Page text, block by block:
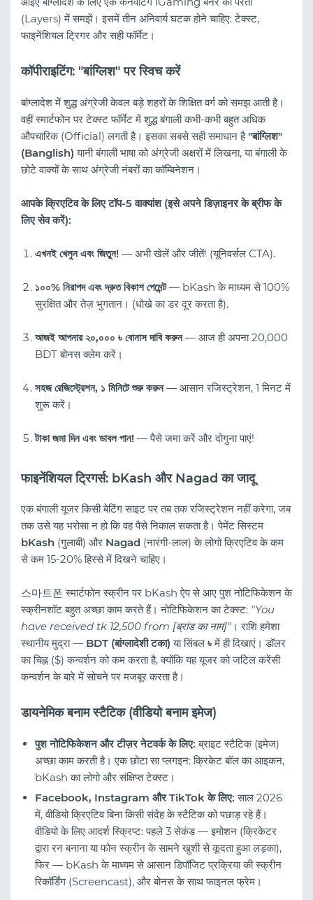
(Layers) में समझें। इसमें तीन अनिवार्य घटक होने चाहिए: टेक्स्ट,
फाइनेंशियल ट्रिगर और सही फॉर्मेट।
कॉपीराइटिंग: "बांग्लिश" पर स्विच करें
बांग्लादेश में शुद्ध अंग्रेजी केवल बड़े शहरों के शिक्षित वर्ग को समझ आती है।
वहीं स्मार्टफोन पर टेक्स्ट फॉर्मेट में शुद्ध बंगाली कभी-कभी बहुत अधिक
औपचारिक (Official) लगती है। इसका सबसे सही समाधान है"बांग्लिश"
(Banglish) यानी बंगाली भाषा को अंग्रेजी अक्षरों में लिखना, या बंगाली के
छोटे वाक्यों के साथ अंग्रेजी नंबरों का कॉम्बिनेशन।
आपके क्रिएटिव के लिए टॉप-5 वाक्यांश (इसे अपने डिज़ाइनर के ब्रीफ के
लिए सेव करें):
এখনই খেলুন এবং জিতুন! — अभी खेलें और जीतें! (यूनिवर्सल CTA).
১০০% নিরাপদ এবং দ্রুত বিকাশ পেমেন্ট— bKash के माध्यम से 100%
सुरक्षित और तेज़ भुगतान। (धोखे का डर दूर करता है).
আজই আপনার ২০,০০০ ৳ বোনাস দাবি করুন— आज ही अपना 20,000
BDT बोनस क्लेम करें।
সহজ রেজিস্ট্রেশন, ১ মিনিটে শুরু করুন— आसान रजिस्ट्रेशन, 1 मिनट में
शुरू करें।
টাকা জমা দিন এবং ডাবল পান! — पैसे जमा करें और दोगुना पाएं!
फाइनेंशियल ट्रिगर्स: bKash और Nagad का जादू
एक बंगाली यूजर किसी बेटिंग साइट पर तब तक रजिस्ट्रेशन नहीं करेगा, जब
तक उसे यह भरोसा न हो कि वह पैसे निकाल सकता है। पेमेंट सिस्टम
bKash (गुलाबी) और Nagad (नारंगी-लाल) के लोगो क्रिएटिव के कम
से कम 15-20% हिस्से में दिखने चाहिए।
스마트폰 स्मार्टफोन स्क्रीन पर bKash ऐप से आए पुश नोटिफिकेशन के
स्क्रीनशॉट बहुत अच्छा काम करते हैं। नोटिफिकेशन का टेक्स्ट: "You
have received tk 12,500 from [ब्रांड का नाम]" । राशि हमेशा
स्थानीय मुद्रा — BDT (बांग्लादेशी टका) या सिंबल ৳में ही दिखाएं। डॉलर
का चिह्न ($) कन्वर्शन को कम करता है, क्योंकि यह यूजर को जटिल करेंसी
कन्वर्शन के बारे में सोचने पर मजबूर करता है।
डायनेमिक बनाम स्टैटिक (वीडियो बनाम इमेज)
पुश नोटिफिकेशन और टीज़र नेटवर्क के लिए: ब्राइट स्टैटिक (इमेज)
अच्छा काम करती है। एक छोटा सा प्लगइन: क्रिकेट बॉल का आइकन,
bKash का लोगो और संक्षिप्त टेक्स्ट।
Facebook, Instagram और TikTok के लिए: साल 2026
में, वीडियो क्रिएटिव बिना किसी संदेह के स्टैटिक को पछाड़ रहे हैं।
वीडियो के लिए आदर्श स्क्रिप्ट: पहले 3 सेकंड — इमोशन (क्रिकेटर
द्वारा रन बनाना या फोन स्क्रीन के सामने खुशी से कूदता हुआ लड़का),
फिर — bKash के माध्यम से आसान डिपॉजिट प्रक्रिया की स्क्रीन
रिकॉर्डिंग (Screencast), और बोनस के साथ फाइनल फ्रेम।